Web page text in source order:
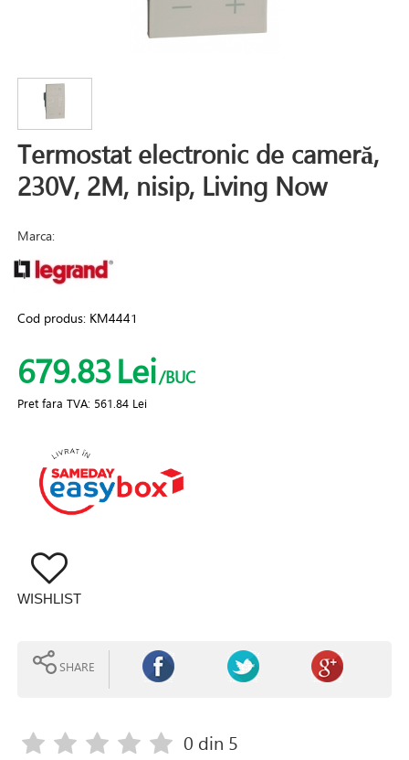
Termostat electronic de cameră,
230V, 2M, nisip, Living Now
Marca:
Cod produs: KM4441
679.83Lei/BUC
Pret fara TVA: 561.84 Lei
WISHLIST
SHARE
0 din 5